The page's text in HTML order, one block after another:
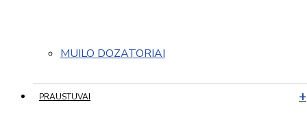
MUILO DOZATORIAI
PRAUSTUVAI